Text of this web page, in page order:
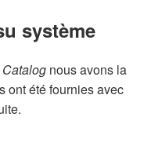
système
Catalog nous avons la
ont été fournies avec